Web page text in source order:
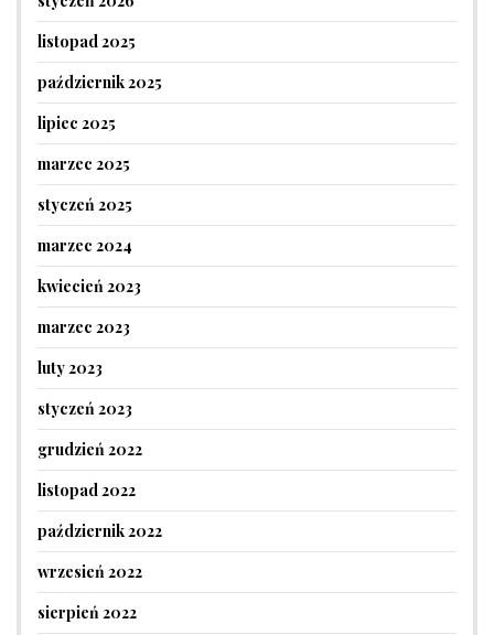
listopad 2025
październik 2025
lipiec 2025
marzec 2025
styczeń 2025
marzec 2024
kwiecień 2023
marzec 2023
luty 2023
styczeń 2023
grudzień 2022
listopad 2022
październik 2022
wrzesień 2022
sierpień 2022